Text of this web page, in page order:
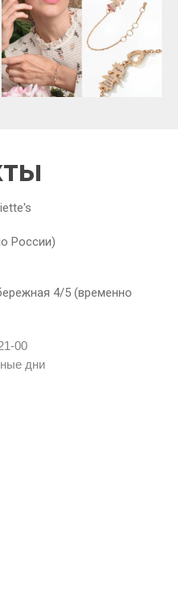
00
дни
России)
4/5 (временно